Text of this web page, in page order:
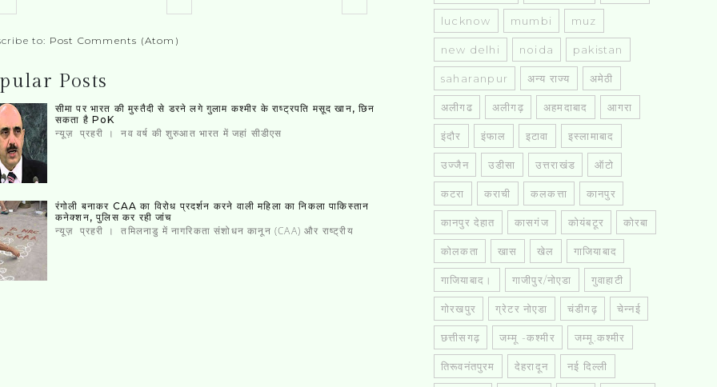
to: Post Comments (Atom)
Posts
सीमा पर भारत की मुस्‍तैदी से डरने लगे गुलाम कश्‍मीर के राष्‍ट्रपति मसूद खान, छिन
सकता है PoK
न्यूज़ प्रहरी । नव वर्ष की शुरुआत भारत में जहां सीडीएस
रंगोली बनाकर CAA का विरोध प्रदर्शन करने वाली महिला का निकला पाकिस्‍तान
कनेक्‍शन, पुलिस कर रही जांच
न्यूज़ प्रहरी । तमिलनाडु में नागरिकता संशोधन कानून (CAA) और राष्ट्रीय
lucknow mumbi muz
new delhi noida pakistan
saharanpur अन्य राज्य अमेठी
अलीगढ अलीगढ़ अहमदाबाद आगरा
इंदौर इंफाल इटावा इस्लामाबाद
उज्जैन उडीसा उत्तराखंड ऑटो
कटरा कराची कलकत्ता कानपुर
कानपुर देहात कासगंज कोयंबटूर कोरबा
कोलकता खास खेल गाजियाबाद
गाजियाबाद। गाजीपुर/नोएडा गुवाहाटी
गोरखपुर ग्रेटर नोएडा चंडीगढ़ चेन्नई
छत्तीसगढ़ जम्मू -कश्मीर जम्मू.कश्मीर
तिरूवनंतपुरम देहरादून नई दिल्ली